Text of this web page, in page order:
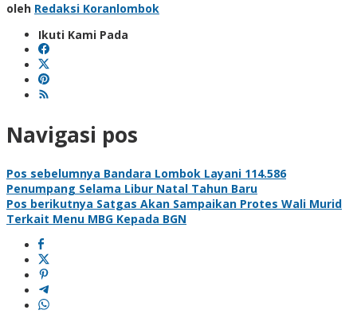
oleh Redaksi Koranlombok
Ikuti Kami Pada
Navigasi pos
Pos sebelumnya Bandara Lombok Layani 114.586
Penumpang Selama Libur Natal Tahun Baru
Pos berikutnya Satgas Akan Sampaikan Protes Wali Murid
Terkait Menu MBG Kepada BGN